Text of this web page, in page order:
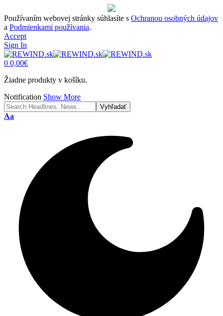
Používaním webovej stránky súhlasíte s Ochranou osobných údajov
a Podmienkami používania.
Accept
Sign In
0 0,00€
Žiadne produkty v košíku.
Notification Show More
Font
Aa